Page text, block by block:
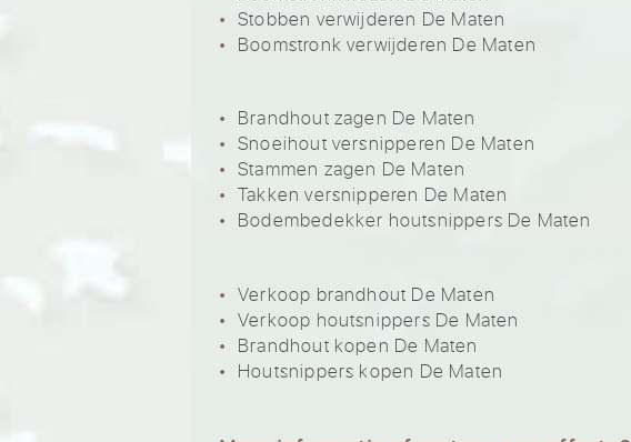
Stobben verwijderen De Maten
Boomstronk verwijderen De Maten
Brandhout zagen De Maten
Snoeihout versnipperen De Maten
Stammen zagen De Maten
Takken versnipperen De Maten
Bodembedekker houtsnippers De Maten
Verkoop brandhout De Maten
Verkoop houtsnippers De Maten
Brandhout kopen De Maten
Houtsnippers kopen De Maten